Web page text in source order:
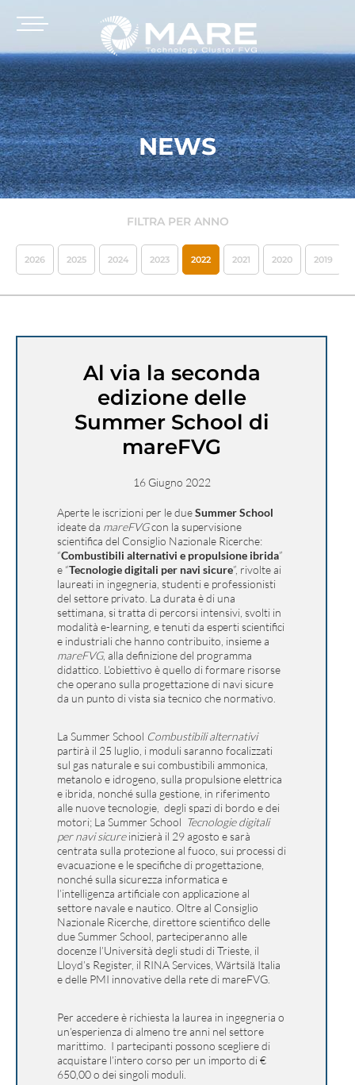
NEWS
FILTRA PER ANNO
2026 2025 2024 2023 2022 2021 2020 2019
Al via la seconda
edizione delle
Summer School di
mareFVG
16 Giugno 2022
Aperte le iscrizioni per le dueSummer School
ideate da mareFVGcon la supervisione
scientifica del Consiglio Nazionale Ricerche:
“Combustibili alternativi e propulsione ibrida”
e “Tecnologie digitali per navi sicure”, rivolte ai
laureati in ingegneria, studenti e professionisti
del settore privato. La durata è di una
settimana, si tratta di percorsi intensivi, svolti in
modalità e-learning, e tenuti da esperti scientifici
e industriali che hanno contribuito, insieme a
mareFVG, alla definizione del programma
didattico. L’obiettivo è quello di formare risorse
che operano sulla progettazione di navi sicure
da un punto di vista sia tecnico che normativo.
La Summer School Combustibili alternativi
partirà il 25 luglio, i moduli saranno focalizzati
sul gas naturale e sui combustibili ammonica,
metanolo e idrogeno, sulla propulsione elettrica
e ibrida, nonché sulla gestione, in riferimento
alle nuove tecnologie, degli spazi di bordo e dei
motori; La Summer School Tecnologie digitali
per navi sicureinizierà il 29 agosto e sarà
centrata sulla protezione al fuoco, sui processi di
evacuazione e le specifiche di progettazione,
nonché sulla sicurezza informatica e
l’intelligenza artificiale con applicazione al
settore navale e nautico. Oltre al Consiglio
Nazionale Ricerche, direttore scientifico delle
due Summer School, parteciperanno alle
docenze l’Università degli studi di Trieste, il
Lloyd’s Register, il RINA Services, Wärtsilä Italia
e delle PMI innovative della rete di mareFVG.
Per accedere è richiesta la laurea in ingegneria o
un’esperienza di almeno tre anni nel settore
marittimo. I partecipanti possono scegliere di
acquistare l’intero corso per un importo di €
650,00 o dei singoli moduli.